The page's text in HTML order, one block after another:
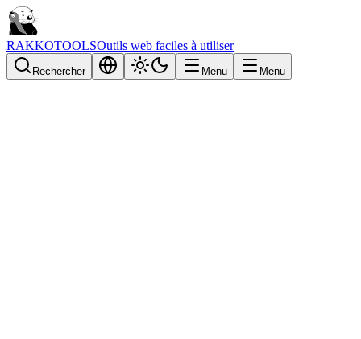
RAKKOTOOLSOutils web faciles à utiliser
Rechercher Menu Menu